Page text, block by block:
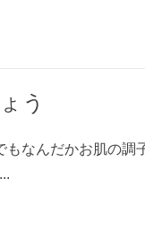
う
なんだかお肌の調